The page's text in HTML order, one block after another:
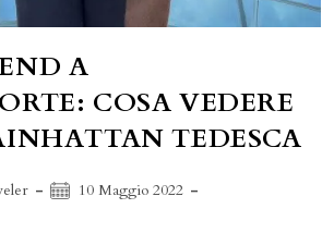
A
COSA VEDERE
TEDESCA
Articolo10 Maggio 2022